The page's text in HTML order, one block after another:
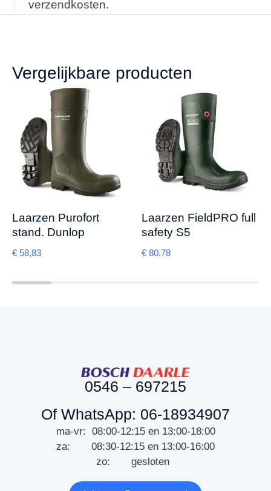
verzendkosten.
Vergelijkbare producten
Laarzen Purofort
stand. Dunlop
€ 58,83
Laarzen FieldPRO full
safety S5
€ 80,78
0546 – 697215
Of WhatsApp: 06-18934907
ma-vr: 08:00-12:15 en 13:00-18:00
za: 08:30-12:15 en 13:00-16:00
zo: gesloten